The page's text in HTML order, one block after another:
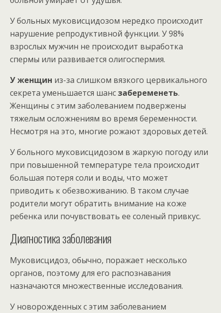
У больных муковисцидозом нередко происходит
нарушение репродуктивной функции. У 98%
взрослых мужчин не происходит выработка
спермы или развивается олигоспермия.
У женщин из-за слишком вязкого цервикального
секрета уменьшается шансзабеременеть.
Женщины с этим заболеванием подвержены
тяжелым осложнениям во время беременности.
Несмотря на это, многие рожают здоровых детей.
У больного муковисцидозом в жаркую погоду или
при повышенной температуре тела происходит
большая потеря соли и воды, что может
приводить к обезвоживанию. В таком случае
родители могут обратить внимание на коже
ребенка или почувствовать ее соленый привкус.
Диагностика заболевания
Муковисцидоз, обычно, поражает несколько
органов, поэтому для его распознавания
назначаются множественные исследования.
У новорожденных с этим заболеванием